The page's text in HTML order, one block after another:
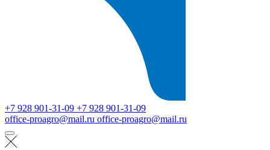
+7 928 901-31-09 +7 928 901-31-09
office-proagro@mail.ru office-proagro@mail.ru